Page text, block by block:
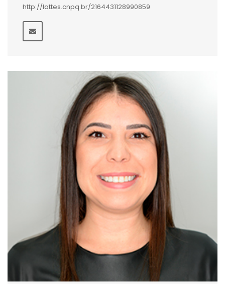
http://lattes.cnpq.br/2164431128990859